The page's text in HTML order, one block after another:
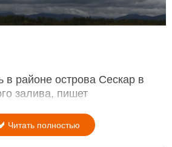
в районе острова Сескар в
залива, пишет
Читать полностью